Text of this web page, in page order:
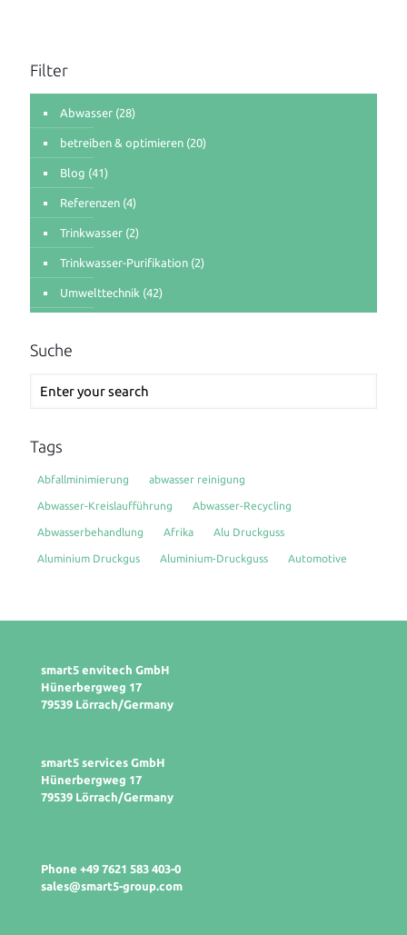
Filter
Abwasser (28)
betreiben & optimieren (20)
Blog (41)
Referenzen (4)
Trinkwasser (2)
Trinkwasser-Purifikation (2)
Umwelttechnik (42)
Suche
Tags
Abfallminimierung abwasser reinigung
Abwasser-Kreislaufführung Abwasser-Recycling
Abwasserbehandlung Afrika Alu Druckguss
Aluminium Druckgus Aluminium-Druckguss Automotive
smart5 envitech GmbH
Hünerbergweg 17
79539 Lörrach/Germany
smart5 services GmbH
Hünerbergweg 17
79539 Lörrach/Germany
Phone +49 7621 583 403-0
sales@smart5-group.com